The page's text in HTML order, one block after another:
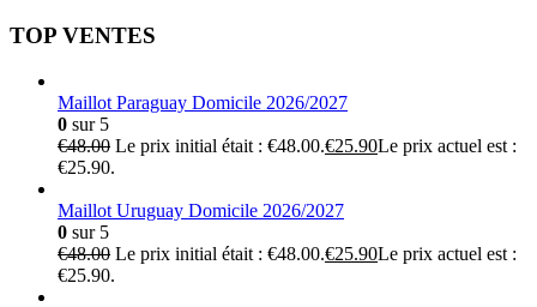
TOP VENTES
Maillot Paraguay Domicile 2026/2027
0 sur 5
€48.00 Le prix initial était : €48.00.€25.90Le prix actuel est :
€25.90.
Maillot Uruguay Domicile 2026/2027
0 sur 5
€48.00 Le prix initial était : €48.00.€25.90Le prix actuel est :
€25.90.